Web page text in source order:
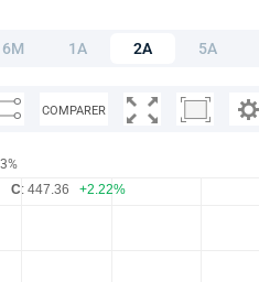
6M 1A 2A 5A
COMPARER
C: 447.36 +2.22%